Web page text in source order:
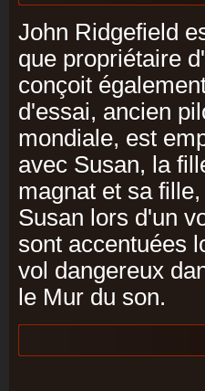
John Ridgefield
que propriétaire
conçoit
d'essai, ancien
mondiale, est
avec Susan, la
magnat et sa
Susan lors d'un
sont accentuées
vol dangereux
le Mur du son.